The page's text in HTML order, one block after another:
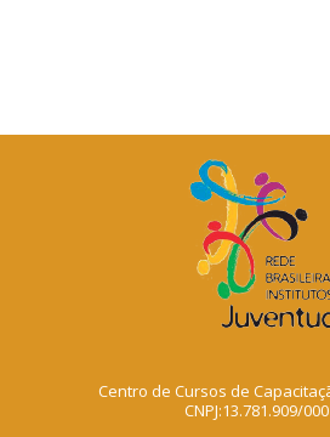
Centro de Cursos de
CNPJ:13.781.909/